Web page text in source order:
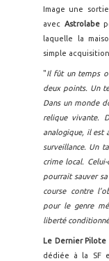
Image une
avec Astrolabe
laquelle la
simple
"Il fût un temps
deux points. Un
Dans un monde
relique vivante.
analogique, il est
surveillance. Un
crime local.
pourrait sauver
course contre
pour le genre
liberté
Le Dernier Pilote
dédiée à la SF